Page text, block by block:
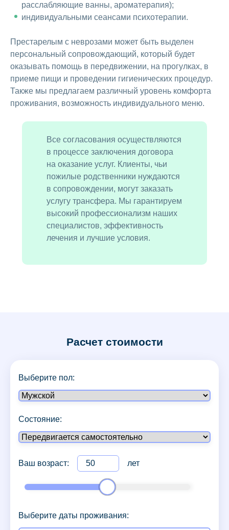
расслабляющие ванны, ароматерапия);
индивидуальными сеансами психотерапии.
Престарелым с неврозами может быть выделен
персональный сопровождающий, который будет
оказывать помощь в передвижении, на прогулках, в
приеме пищи и проведении гигиенических процедур.
Также мы предлагаем различный уровень комфорта
проживания, возможность индивидуального меню.
Все согласования осуществляются
в процессе заключения договора
на оказание услуг. Клиенты, чьи
пожилые родственники нуждаются
в сопровождении, могут заказать
услугу трансфера. Мы гарантируем
высокий профессионализм наших
специалистов, эффективность
лечения и лучшие условия.
Расчет стоимости
Выберите пол:
Состояние:
Ваш возраст: лет
Выберите даты проживания: